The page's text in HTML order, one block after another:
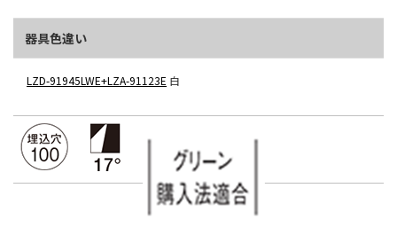
器具色違い
LZD-91945LWE+LZA-91123E 白